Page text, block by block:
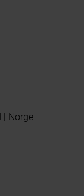
| Norge